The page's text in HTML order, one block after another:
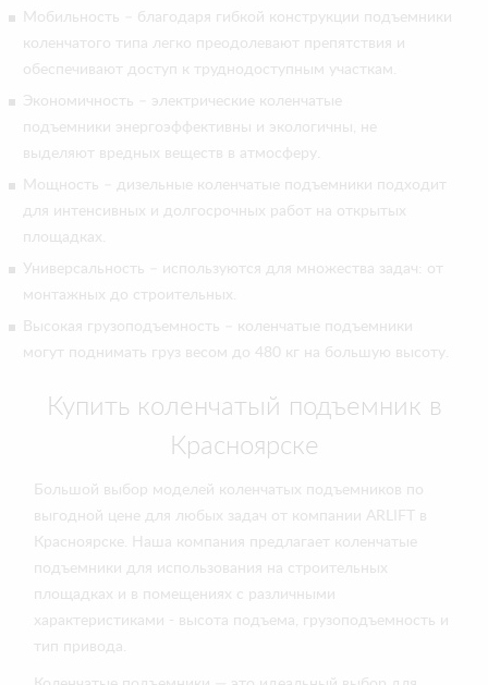
Мобильность – благодаря гибкой конструкции подъемники
коленчатого типа легко преодолевают препятствия и
обеспечивают доступ к труднодоступным участкам.
Экономичность – электрические коленчатые
подъемники энергоэффективны и экологичны, не
выделяют вредных веществ в атмосферу.
Мощность – дизельные коленчатые подъемники подходит
для интенсивных и долгосрочных работ на открытых
площадках.
Универсальность – используются для множества задач: от
монтажных до строительных.
Высокая грузоподъемность – коленчатые подъемники
могут поднимать груз весом до 480 кг на большую высоту.
Купить коленчатый подъемник в
Красноярске
Большой выбор моделей коленчатых подъемников по
выгодной цене для любых задач от компании ARLIFT в
Красноярске. Наша компания предлагает коленчатые
подъемники для использования на строительных
площадках и в помещениях с различными
характеристиками - высота подъема, грузоподъемность и
тип привода.